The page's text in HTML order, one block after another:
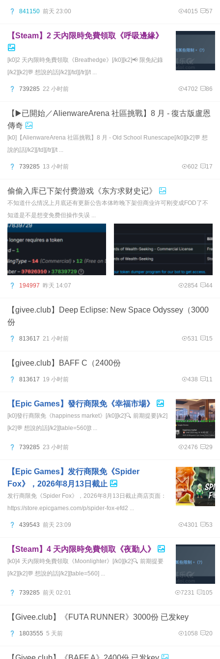
841150 前天 23:00 4015 57
【Steam】2 天內限時免費領取《呼吸邊緣》
[k0]2 天內限時免費領取《Breathedge》[/k0][k2]📢 限免紀錄
[/k2][k2]💬 想說的話[/k2][/td][/tr][/t ...
739285 22 小时前 4702 86
【▶️已開始／AlienwareArena 社區挑戰】8 月 - 復古版盧恩
傳奇
[k0]【AlienwareArena 社區挑戰】8 月 - Old School Runescape[/k0][k2]💬 想
說的話[/k2][/td][/tr][/t ...
739285 13 小时前 602 17
偷偷入库已下架付费游戏《东方求财史记》
不知道什么情况上月底还有更新公告本体昨晚下架但商业许可刚变成FOD了不
知道是不是想变免费但操作失误 ...
194997 昨天 14:07 2854 44
【givee.club】Deep Eclipse: New Space Odyssey（3000
份
813617 21 小时前 531 15
【givee.club】BAFF C（2400份
813617 19 小时前 438 11
【Epic Games】發行商限免《幸福市場》
[k0]發行商限免《happiness market》[/k0][k2]🔍 前期提要[/k2]
[k2]💬 想說的話[/k2][table=560][t ...
739285 23 小时前 2476 29
【Epic Games】发行商限免《Spider
Fox》，2026年8月13日截止
发行商限免《Spider Fox》，2026年8月13日截止商店页面：
https://store.epicgames.com/p/spider-fox-efd2 ...
439543 前天 23:09 4301 53
【Steam】4 天內限時免費領取《夜勤人》
[k0]4 天內限時免費領取《Moonlighter》[/k0][k2]🔍 前期提要
[/k2][k2]💬 想說的話[/k2][table=560] ...
739285 前天 02:01 7231 105
【Givee.club】《FUTA RUNNER》3000份 已发key
1803555 5 天前 1058 20